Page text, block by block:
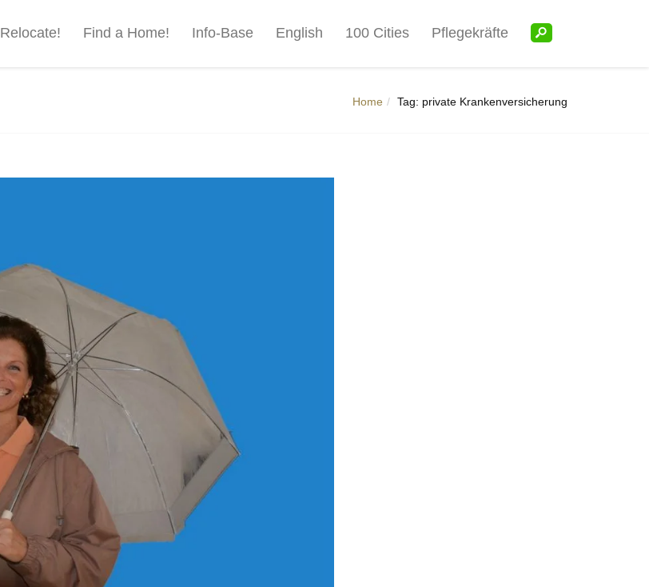
Relocate! Find a Home! Info-Base English 100 Cities Pflegekräfte
Home Tag: private Krankenversicherung